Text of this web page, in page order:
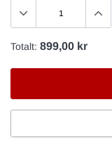
Totalt: 899,00 kr